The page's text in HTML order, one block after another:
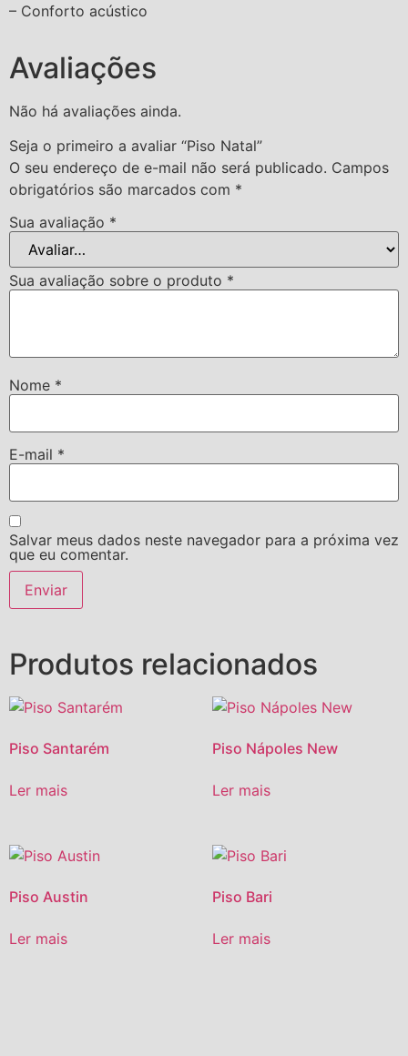
– Conforto acústico
Avaliações
Não há avaliações ainda.
Seja o primeiro a avaliar “Piso Natal”
O seu endereço de e-mail não será publicado. Campos
obrigatórios são marcados com *
Sua avaliação *
Sua avaliação sobre o produto *
Nome *
E-mail *
Salvar meus dados neste navegador para a próxima vez
que eu comentar.
Produtos relacionados
Piso Santarém
Ler mais
Piso Nápoles New
Ler mais
Piso Austin
Ler mais
Piso Bari
Ler mais